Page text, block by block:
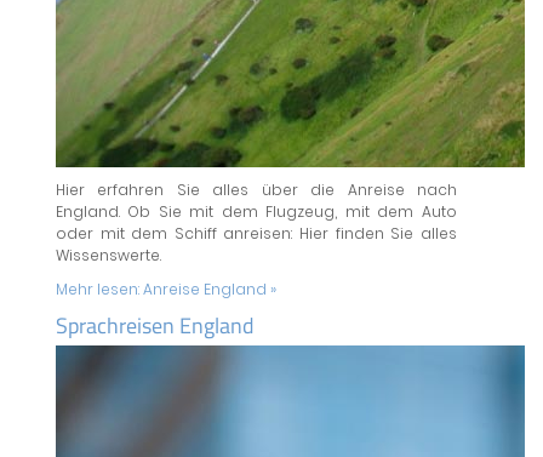
Hier erfahren Sie alles über die Anreise nach
England. Ob Sie mit dem Flugzeug, mit dem Auto
oder mit dem Schiff anreisen: Hier finden Sie alles
Wissenswerte.
Mehr lesen:Anreise England »
Sprachreisen England